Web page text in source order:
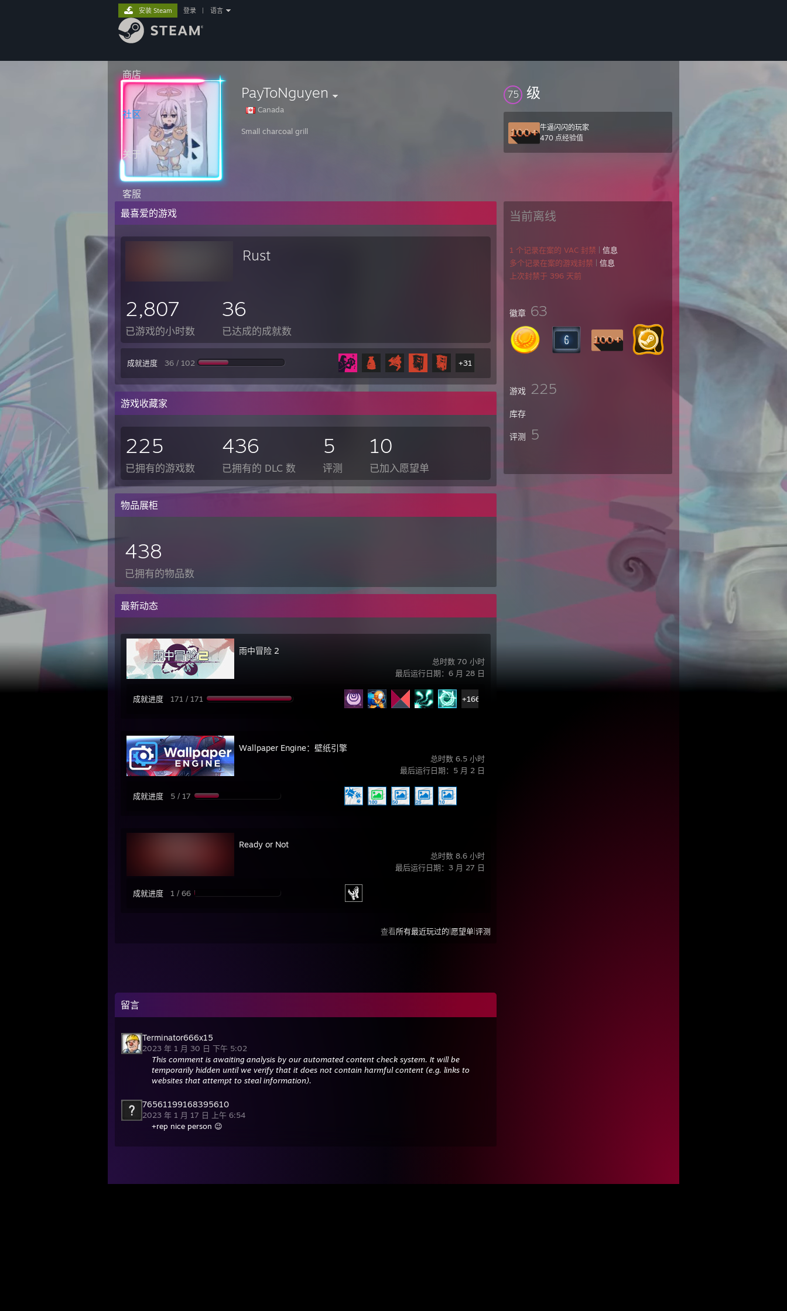
商店
社区
关于
客服
安装 Steam 登录 语言
PayToNguyen
Canada
Small charcoal grill
75 级
牛逼闪闪的玩家
470 点经验值
当前离线
1 个记录在案的 VAC 封禁
信息
多个记录在案的游戏封禁
信息
上次封禁于 396 天前
徽章 63
游戏 225
库存
评测 5
最喜爱的游戏
Rust
2,807
已游戏的小时数
36
已达成的成就数
成就进度 36 / 102 +31
游戏收藏家
225
已拥有的游戏数
436
已拥有的 DLC 数
5
评测
10
已加入愿望单
物品展柜
438
已拥有的物品数
最新动态
总时数 70 小时
最后运行日期：6 月 28 日
雨中冒险 2
成就进度 171 / 171 +166
总时数 6.5 小时
最后运行日期：5 月 2 日
Wallpaper Engine：壁纸引擎
成就进度 5 / 17
总时数 8.6 小时
最后运行日期：3 月 27 日
Ready or Not
成就进度 1 / 66
查看所有最近玩过的|愿望单|评测
留言
Terminator666x15
2023 年 1 月 30 日 下午 5:02
This comment is awaiting analysis by our automated content check system. It will be
temporarily hidden until we verify that it does not contain harmful content (e.g. links to
websites that attempt to steal information).
76561199168395610
2023 年 1 月 17 日 上午 6:54
+rep nice person 😉